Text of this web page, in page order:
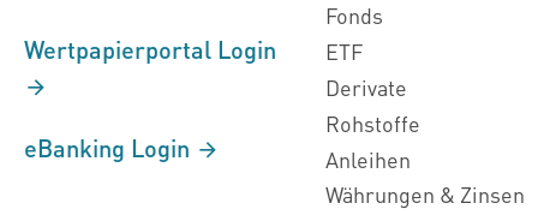
Wertpapierportal Login
eBanking Login
Fonds
ETF
Derivate
Rohstoffe
Anleihen
Währungen & Zinsen